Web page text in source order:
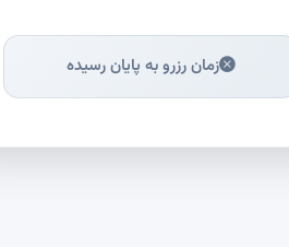
زمان رزرو به پایان رسیده